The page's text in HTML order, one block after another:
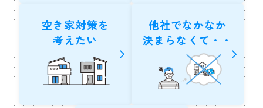
空き家対策を
考えたい
他社でなかなか
決まらなくて・・